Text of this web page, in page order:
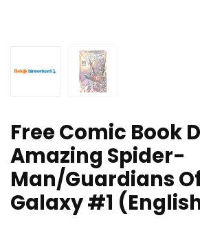
Free Comic Book
Amazing Spider-
Man/Guardians
Galaxy #1